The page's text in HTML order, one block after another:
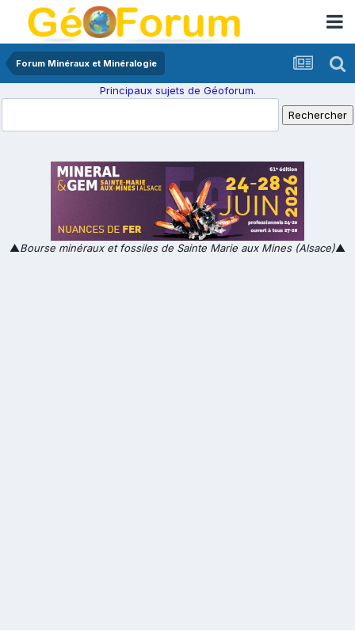
Forum Minéraux et Minéralogie
Principaux sujets de Géoforum.
▲Bourse minéraux et fossiles de Sainte Marie aux Mines (Alsace)▲